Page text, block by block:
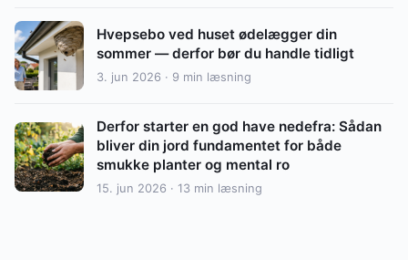
Hvepsebo ved huset ødelægger din
sommer — derfor bør du handle tidligt
3. jun 2026 · 9 min læsning
Derfor starter en god have nedefra: Sådan
bliver din jord fundamentet for både
smukke planter og mental ro
15. jun 2026 · 13 min læsning